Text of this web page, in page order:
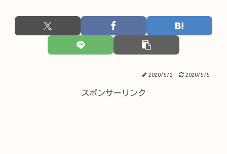
2020/5/2 2020/5/5
スポンサーリンク